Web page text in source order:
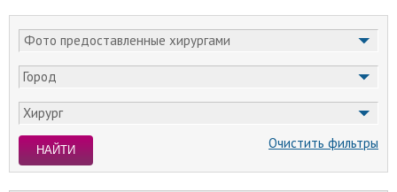
Город
Хирург
НАЙТИ Очистить фильтры